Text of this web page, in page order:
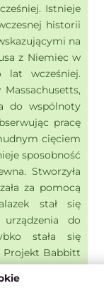
Istnieje
historii
na
z Niemiec w
wcześniej.
do wspólnoty
pracę
cięciem
sposobność
Stworzyła
za pomocą
stał się
do
stała się
Projekt Babbitt
skalę niż
religijnych,